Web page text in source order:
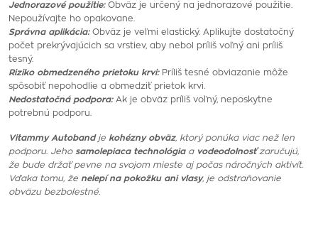
Jednorazové použitie:Obväz je určený na jednorazové použitie.
Nepoužívajte ho opakovane.
Správna aplikácia:Obväz je veľmi elastický. Aplikujte dostatočný
počet prekrývajúcich sa vrstiev, aby nebol príliš voľný ani príliš
tesný.
Riziko obmedzeného prietoku krvi:Príliš tesné obviazanie môže
spôsobiť nepohodlie a obmedziť prietok krvi.
Nedostatočná podpora:Ak je obväz príliš voľný, neposkytne
potrebnú podporu.
Vitammy Autobandje kohézny obväz, ktorý ponúka viac než len
podporu. Jeho samolepiaca technológiaa vodeodolnosťzaručujú,
že bude držať pevne na svojom mieste aj počas náročných aktivít.
Vďaka tomu, že nelepí na pokožku ani vlasy, je odstraňovanie
obväzu bezbolestné.